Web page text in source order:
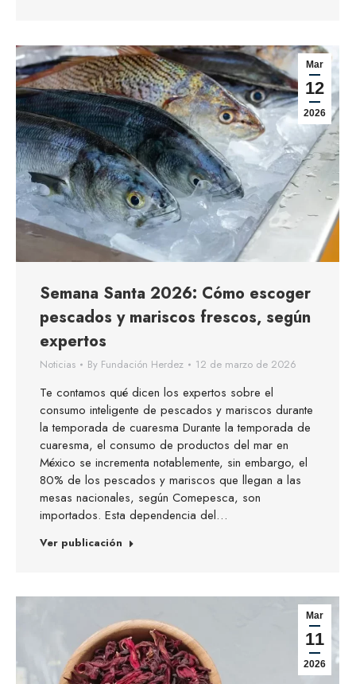
Mar
12
2026
Semana Santa 2026: Cómo escoger
pescados y mariscos frescos, según
expertos
Noticias By Fundación Herdez 12 de marzo de 2026
Te contamos qué dicen los expertos sobre el
consumo inteligente de pescados y mariscos durante
la temporada de cuaresma Durante la temporada de
cuaresma, el consumo de productos del mar en
México se incrementa notablemente, sin embargo, el
80% de los pescados y mariscos que llegan a las
mesas nacionales, según Comepesca, son
importados. Esta dependencia del…
Ver publicación
Mar
11
2026